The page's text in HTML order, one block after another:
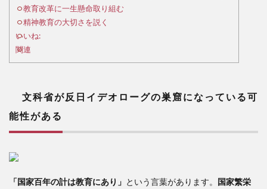
デオ
ロー
巣窟
にな
可能
ある
革に
教育改革に一生懸命取り組む
精神教育の大切さを説く
いいね:
関連
文科省が反日イデオローグの巣窟になっている可
能性がある
「国家百年の計は教育にあり」 という言葉があります。 国家繁栄